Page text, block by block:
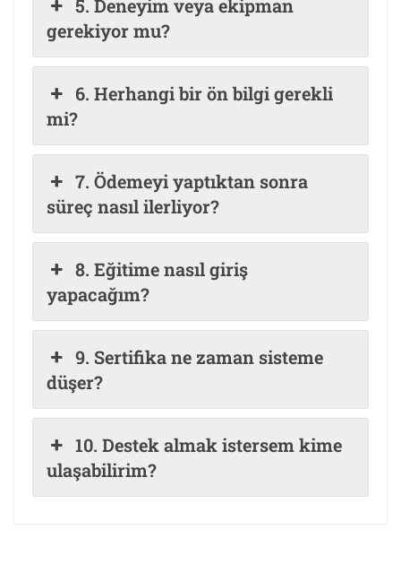
5. Deneyim veya ekipman
gerekiyor mu?
6. Herhangi bir ön bilgi gerekli
mi?
7. Ödemeyi yaptıktan sonra
süreç nasıl ilerliyor?
8. Eğitime nasıl giriş
yapacağım?
9. Sertifika ne zaman sisteme
düşer?
10. Destek almak istersem kime
ulaşabilirim?